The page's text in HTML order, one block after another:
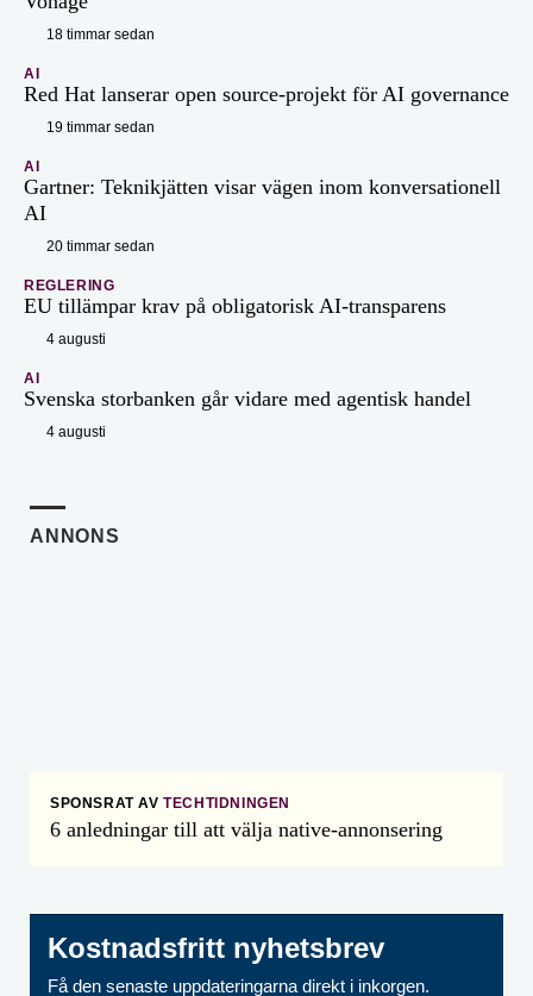
18 timmar sedan
AI
Red Hat lanserar open source-projekt för AI governance
19 timmar sedan
AI
Gartner: Teknikjätten visar vägen inom konversationell
AI
20 timmar sedan
REGLERING
EU tillämpar krav på obligatorisk AI-transparens
4 augusti
AI
Svenska storbanken går vidare med agentisk handel
4 augusti
ANNONS
SPONSRAT AV TECHTIDNINGEN
6 anledningar till att välja native-annonsering
Kostnadsfritt nyhetsbrev
Få den senaste uppdateringarna direkt i inkorgen.